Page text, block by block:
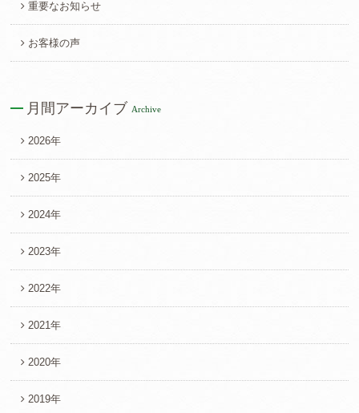
重要なお知らせ
お客様の声
月間アーカイブ Archive
2026年
2025年
2024年
2023年
2022年
2021年
2020年
2019年